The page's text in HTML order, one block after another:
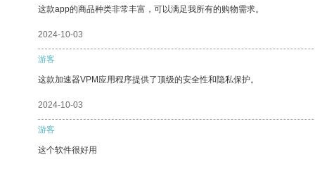
这款app的商品种类非常丰富，可以满足我所有的购物需求。
2024-10-03
游客
这款加速器VPM应用程序提供了顶级的安全性和隐私保护。
2024-10-03
游客
这个软件很好用